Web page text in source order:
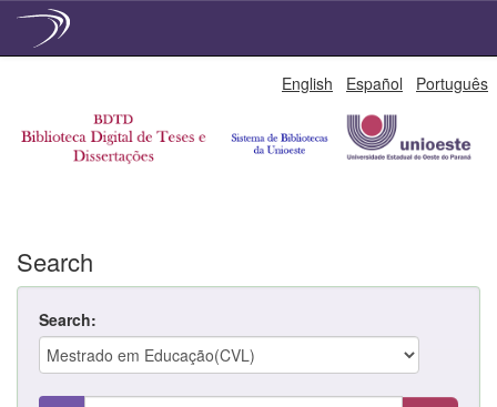
English Español Português
Search
Search: